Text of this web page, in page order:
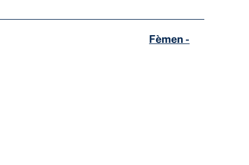
Fèmen -